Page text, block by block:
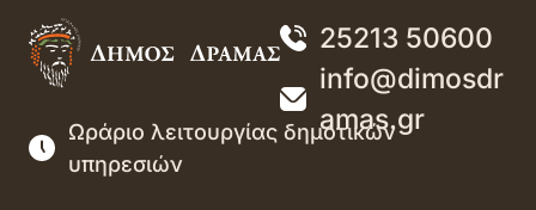
25213 50600
info@dimosdr
amas.gr
Ωράριο λειτουργίας δημοτικών
υπηρεσιών